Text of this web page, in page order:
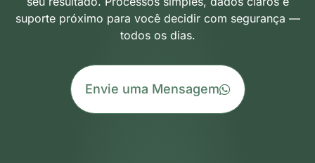
suporte próximo para você decidir com segurança —
todos os dias.
Envie uma Mensagem